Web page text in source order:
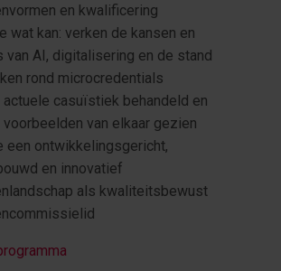
en kwalificering
wat kan: verken de kansen en
van AI, digitalisering en de stand
rond microcredentials
actuele casuïstiek behandeld en
van elkaar gezien
een ontwikkelingsgericht,
en innovatief
als kwaliteitsbewust